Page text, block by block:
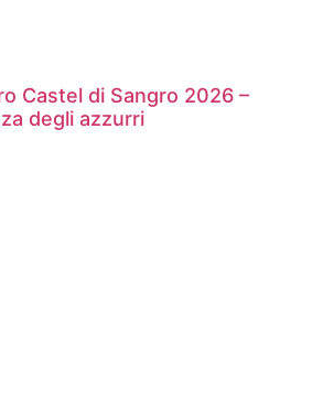
Castel di Sangro 2026 –
degli azzurri